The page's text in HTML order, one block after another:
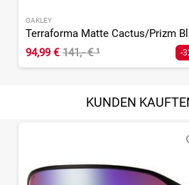
OAKLEY
94,99 € 141,- €¹ -
KUNDEN